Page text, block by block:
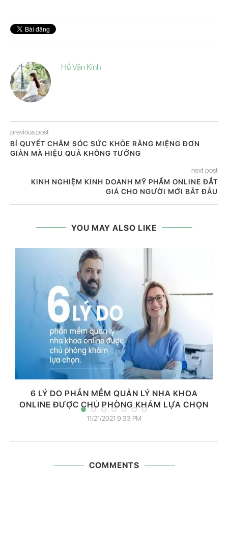
Hồ Văn Kính
previous post
BÍ QUYẾT CHĂM SÓC SỨC KHỎE RĂNG MIỆNG ĐƠN
GIẢN MÀ HIỆU QUẢ KHÔNG TƯỞNG
next post
KINH NGHIỆM KINH DOANH MỸ PHẨM ONLINE ĐẮT
GIÁ CHO NGƯỜI MỚI BẮT ĐẦU
YOU MAY ALSO LIKE
6 LÝ DO PHẦN MỀM QUẢN LÝ NHA KHOA
ONLINE ĐƯỢC CHỦ PHÒNG KHÁM LỰA CHỌN
11/21/2021 9:33 PM
COMMENTS